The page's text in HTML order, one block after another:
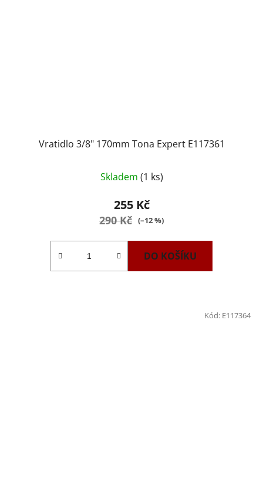
Vratidlo 3/8" 170mm Tona Expert E117361
Skladem (1 ks)
255 Kč
290 Kč (–12 %)
DO KOŠÍKU
Kód: E117364